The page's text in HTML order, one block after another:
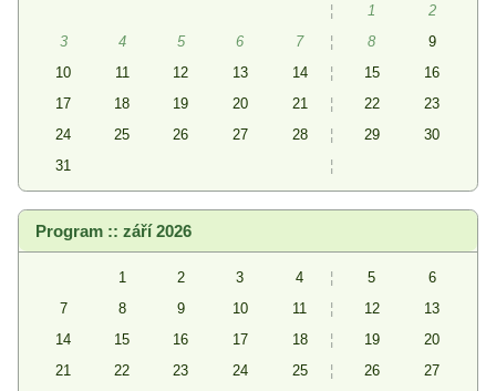
¦ 1
2
3
4 5 6 7 ¦ 8
9
10
11 12 13 14 ¦ 15
16
17
18 19 20 21 ¦ 22
23
24
25 26 27 28 ¦ 29
30
31
¦
Program :: září 2026
1 2 3 4 ¦ 5
6
7
8 9 10 11 ¦ 12
13
14
15 16 17 18 ¦ 19
20
21
22 23 24 25 ¦ 26
27